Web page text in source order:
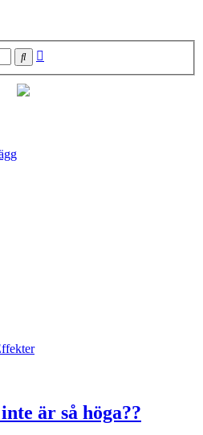
Sök
är så höga??